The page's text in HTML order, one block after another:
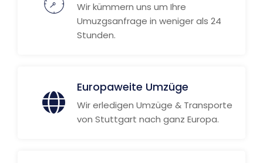
Wir kümmern uns um Ihre
Umuzgsanfrage in weniger als 24
Stunden.
Europaweite Umzüge
Wir erledigen Umzüge & Transporte
von Stuttgart nach ganz Europa.